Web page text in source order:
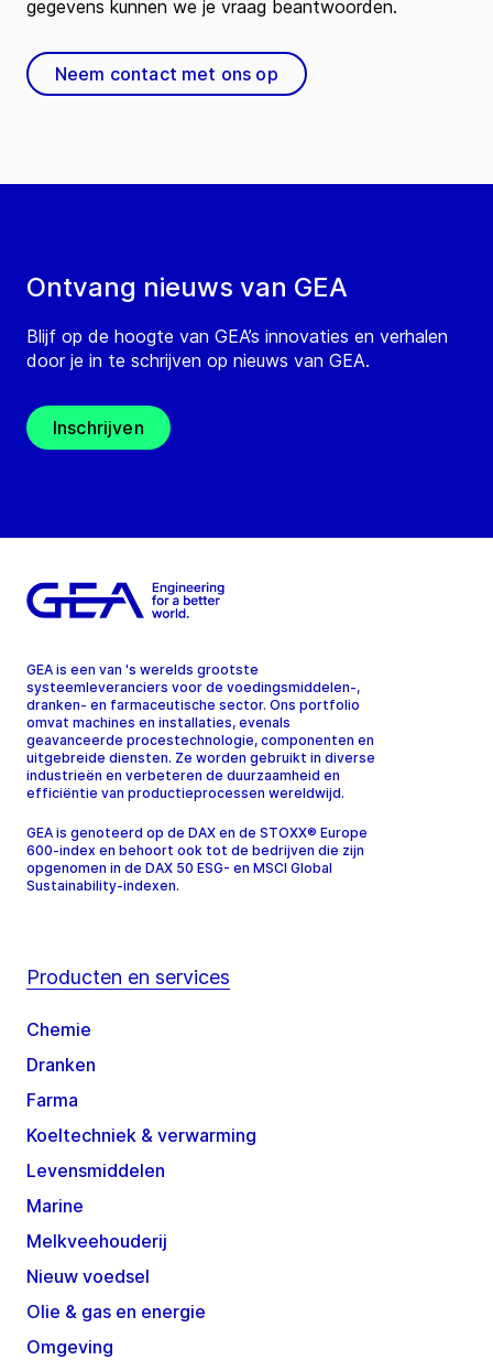
Ontvang nieuws van GEA
Blijf op de hoogte van GEA’s innovaties en verhalen
door je in te schrijven op nieuws van GEA.
Inschrijven
gegevens kunnen we je vraag beantwoorden.
Neem contact met ons op
GEA is een van 's werelds grootste
systeemleveranciers voor de voedingsmiddelen-,
dranken- en farmaceutische sector. Ons portfolio
omvat machines en installaties, evenals
geavanceerde procestechnologie, componenten en
uitgebreide diensten. Ze worden gebruikt in diverse
industrieën en verbeteren de duurzaamheid en
efficiëntie van productieprocessen wereldwijd.
GEA is genoteerd op de DAX en de STOXX® Europe
600-index en behoort ook tot de bedrijven die zijn
opgenomen in de DAX 50 ESG- en MSCI Global
Sustainability-indexen.
Producten en services
Chemie
Dranken
Farma
Koeltechniek & verwarming
Levensmiddelen
Marine
Melkveehouderij
Nieuw voedsel
Olie & gas en energie
Omgeving